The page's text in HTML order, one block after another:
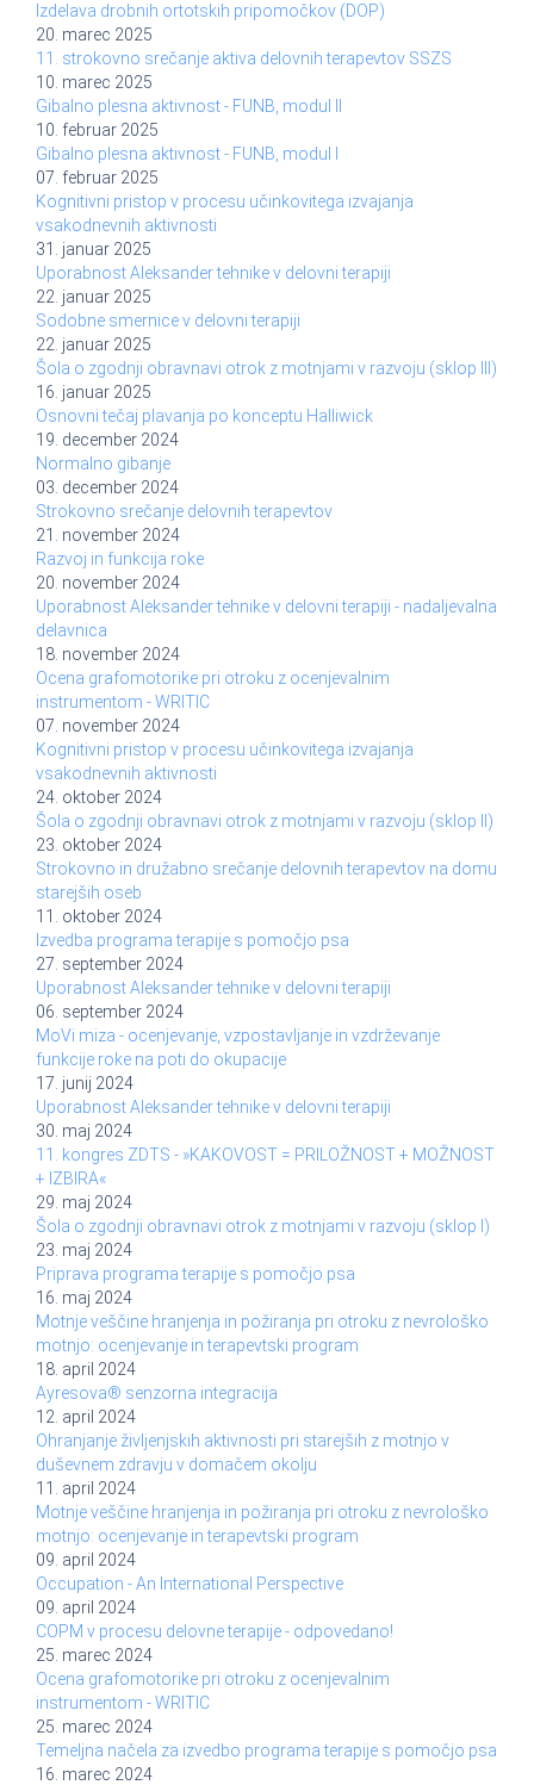
Izdelava drobnih ortotskih pripomočkov (DOP)
20. marec 2025
11. strokovno srečanje aktiva delovnih terapevtov SSZS
10. marec 2025
Gibalno plesna aktivnost - FUNB, modul II
10. februar 2025
Gibalno plesna aktivnost - FUNB, modul I
07. februar 2025
Kognitivni pristop v procesu učinkovitega izvajanja
vsakodnevnih aktivnosti
31. januar 2025
Uporabnost Aleksander tehnike v delovni terapiji
22. januar 2025
Sodobne smernice v delovni terapiji
22. januar 2025
Šola o zgodnji obravnavi otrok z motnjami v razvoju (sklop III)
16. januar 2025
Osnovni tečaj plavanja po konceptu Halliwick
19. december 2024
Normalno gibanje
03. december 2024
Strokovno srečanje delovnih terapevtov
21. november 2024
Razvoj in funkcija roke
20. november 2024
Uporabnost Aleksander tehnike v delovni terapiji - nadaljevalna
delavnica
18. november 2024
Ocena grafomotorike pri otroku z ocenjevalnim
instrumentom - WRITIC
07. november 2024
Kognitivni pristop v procesu učinkovitega izvajanja
vsakodnevnih aktivnosti
24. oktober 2024
Šola o zgodnji obravnavi otrok z motnjami v razvoju (sklop II)
23. oktober 2024
Strokovno in družabno srečanje delovnih terapevtov na domu
starejših oseb
11. oktober 2024
Izvedba programa terapije s pomočjo psa
27. september 2024
Uporabnost Aleksander tehnike v delovni terapiji
06. september 2024
MoVi miza - ocenjevanje, vzpostavljanje in vzdrževanje
funkcije roke na poti do okupacije
17. junij 2024
Uporabnost Aleksander tehnike v delovni terapiji
30. maj 2024
11. kongres ZDTS - »KAKOVOST = PRILOŽNOST + MOŽNOST
+ IZBIRA«
29. maj 2024
Šola o zgodnji obravnavi otrok z motnjami v razvoju (sklop I)
23. maj 2024
Priprava programa terapije s pomočjo psa
16. maj 2024
Motnje veščine hranjenja in požiranja pri otroku z nevrološko
motnjo: ocenjevanje in terapevtski program
18. april 2024
Ayresova® senzorna integracija
12. april 2024
Ohranjanje življenjskih aktivnosti pri starejših z motnjo v
duševnem zdravju v domačem okolju
11. april 2024
Motnje veščine hranjenja in požiranja pri otroku z nevrološko
motnjo: ocenjevanje in terapevtski program
09. april 2024
Occupation - An International Perspective
09. april 2024
COPM v procesu delovne terapije - odpovedano!
25. marec 2024
Ocena grafomotorike pri otroku z ocenjevalnim
instrumentom - WRITIC
25. marec 2024
Temeljna načela za izvedbo programa terapije s pomočjo psa
16. marec 2024